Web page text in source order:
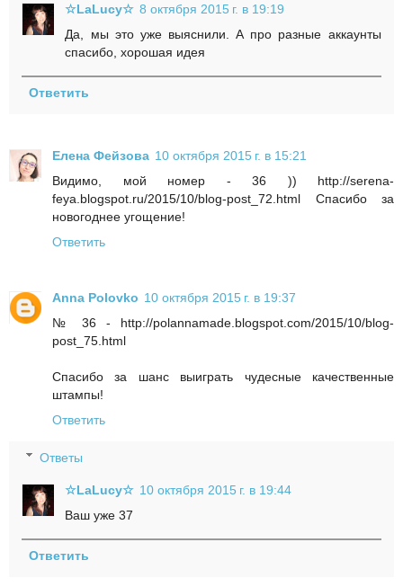
☆LaLucy☆ 8 октября 2015 г. в 19:19
Да, мы это уже выяснили. А про разные аккаунты
спасибо, хорошая идея
Ответить
Елена Фейзова 10 октября 2015 г. в 15:21
Видимо, мой номер - 36 )) http://serena-
feya.blogspot.ru/2015/10/blog-post_72.html Спасибо за
новогоднее угощение!
Ответить
Anna Polovko 10 октября 2015 г. в 19:37
№ 36 - http://polannamade.blogspot.com/2015/10/blog-
post_75.html
Спасибо за шанс выиграть чудесные качественные
штампы!
Ответить
Ответы
☆LaLucy☆ 10 октября 2015 г. в 19:44
Ваш уже 37
Ответить